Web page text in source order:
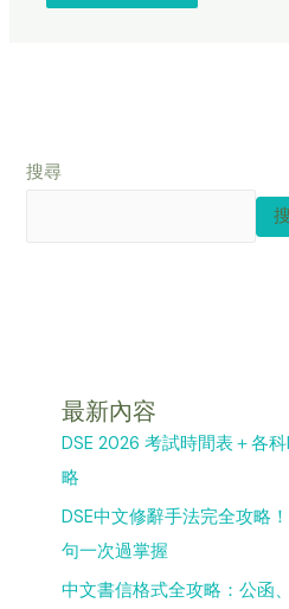
搜尋
搜
最新內容
DSE 2026 考試時間表＋各
略
DSE中文修辭手法完全攻略
句一次過掌握
中文書信格式全攻略：公函